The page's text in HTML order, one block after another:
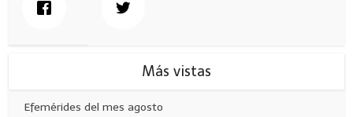
Más vistas
Efemérides del mes agosto